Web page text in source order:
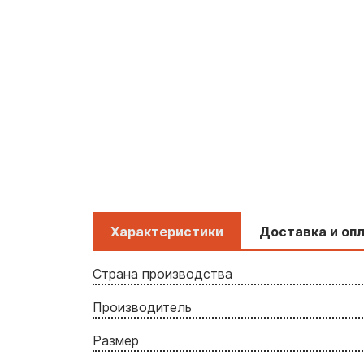
Характеристики Доставка и
Страна производства
Производитель
Размер